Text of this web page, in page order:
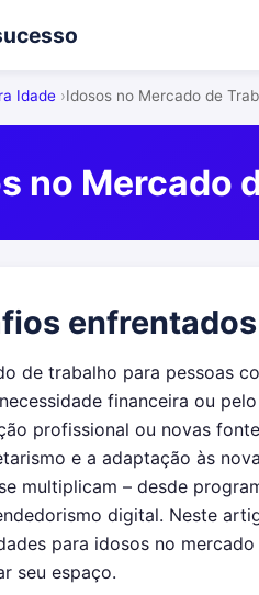
Idade Idosos no Mercado de
no Mercado
de trabalho para pessoas
financeira ou
profissional ou novas
e a adaptação às
multiplicam – desde
digital. Neste
para idosos no
seu espaço.